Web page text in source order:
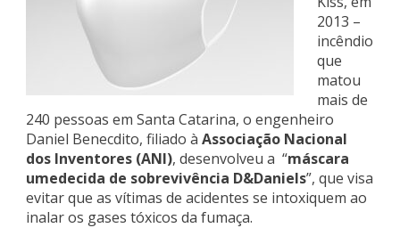
2013 –
incêndio
que
matou
mais de
240 pessoas em Santa Catarina, o engenheiro
Daniel Benecdito, filiado à Associação Nacional
dos Inventores (ANI), desenvolveu a “máscara
umedecida de sobrevivência D&Daniels”, que visa
evitar que as vítimas de acidentes se intoxiquem ao
inalar os gases tóxicos da fumaça.